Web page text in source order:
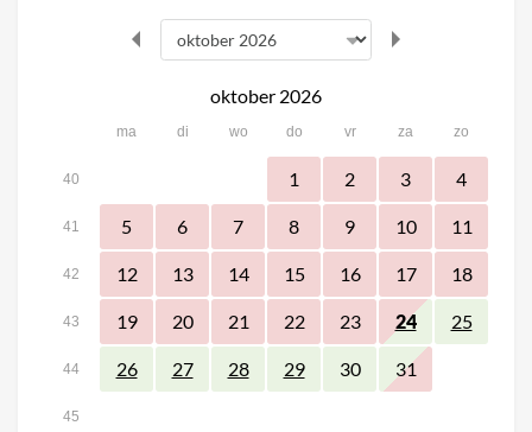
oktober 2026
ma di wo do vr za zo
40 1 2 3 4
41 5 6 7 8 9 10 11
42 12 13 14 15 16 17 18
43 19 20 21 22 23 24 25
44 26 27 28 29 30 31
45